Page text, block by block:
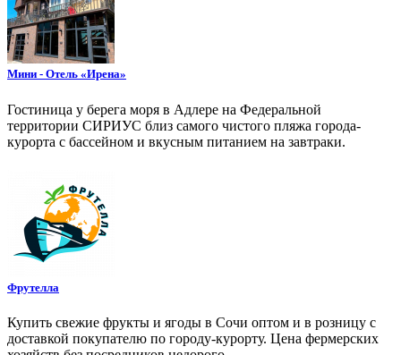
Мини - Отель «Ирена»
Гостиница у берега моря в Адлере на Федеральной
территории СИРИУС близ самого чистого пляжа города-
курорта с бассейном и вкусным питанием на завтраки.
Фрутелла
Купить свежие фрукты и ягоды в Сочи оптом и в розницу с
доставкой покупателю по городу-курорту. Цена фермерских